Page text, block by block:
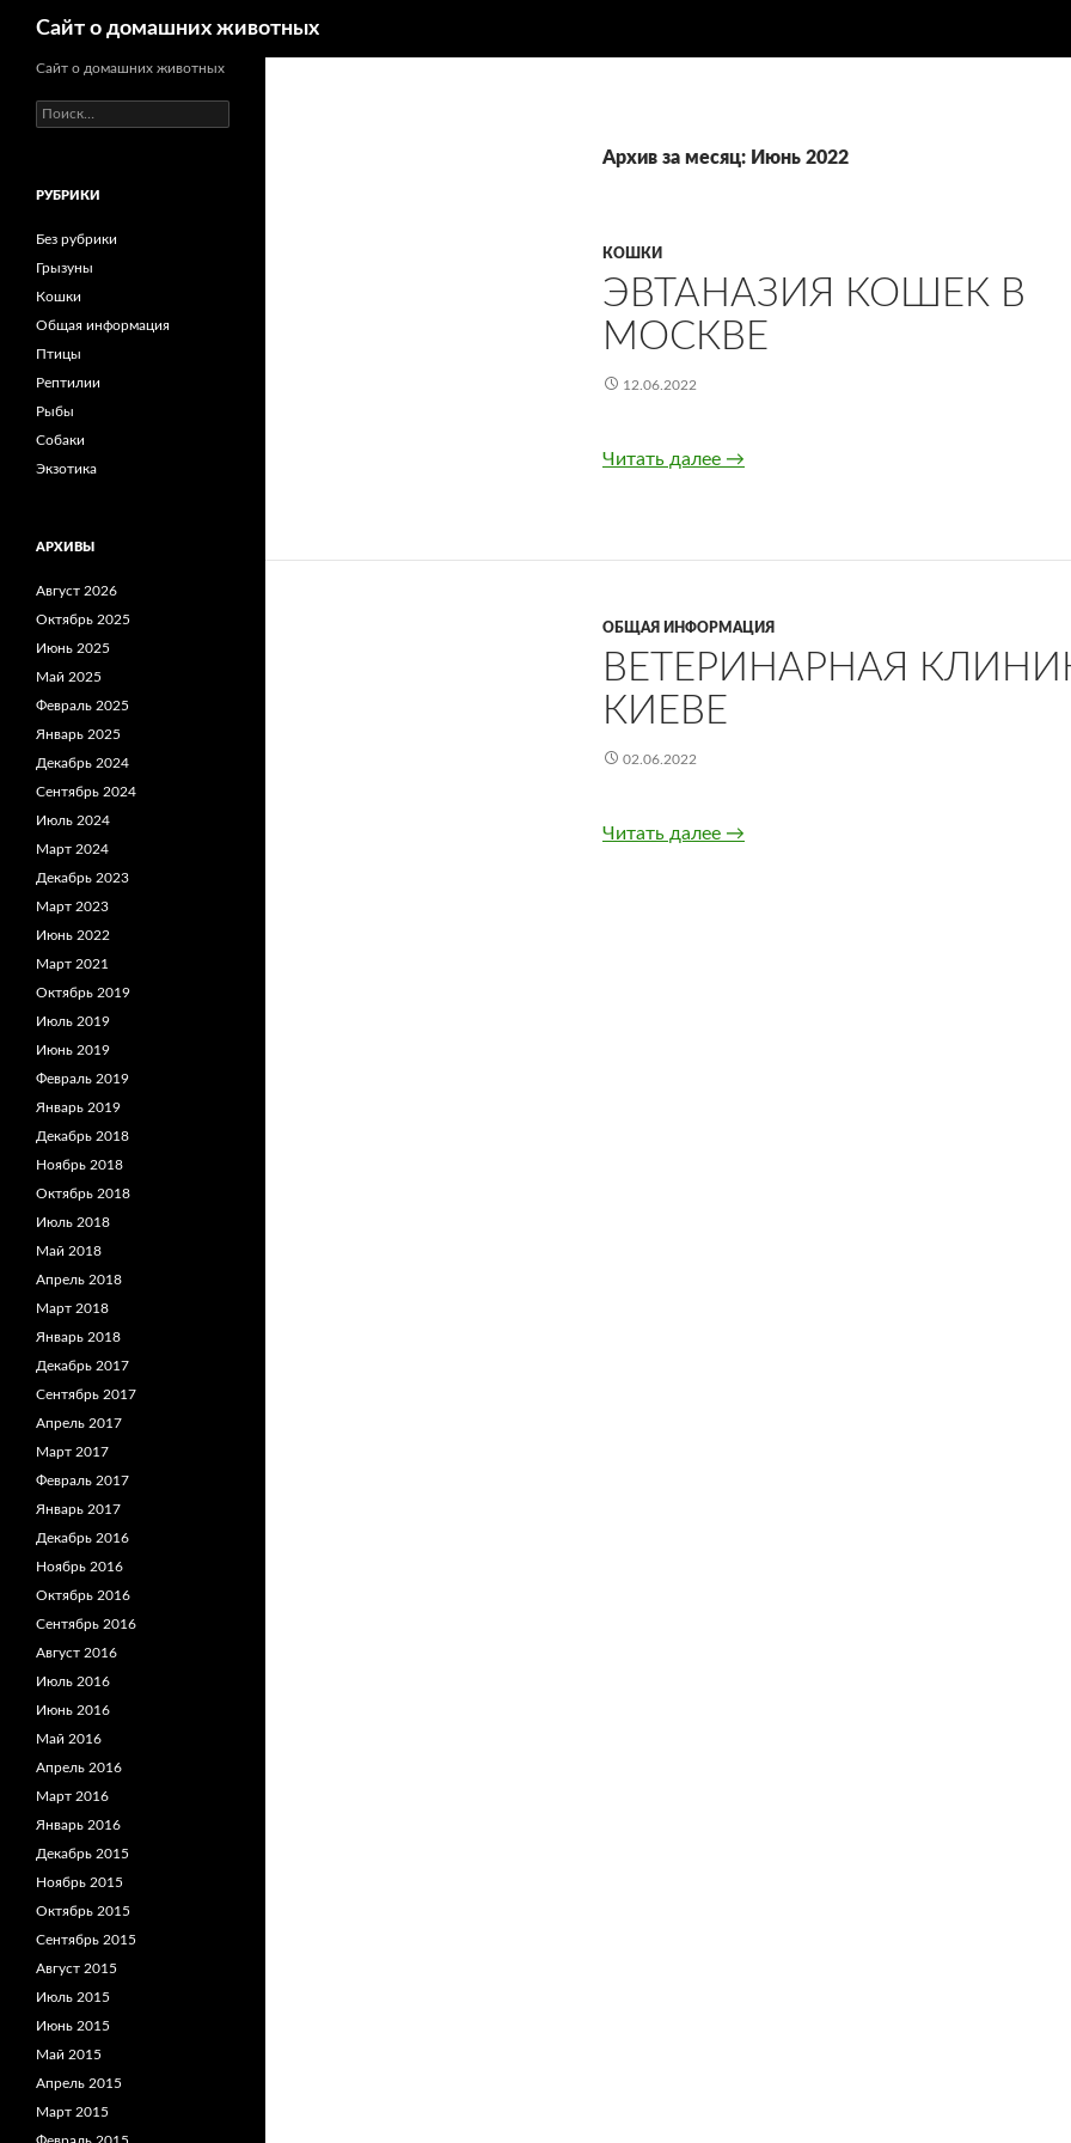
Сайт о домашних животных
Архив за месяц: Июнь 2022
КОШКИ
ЭВТАНАЗИЯ КОШЕК В
МОСКВЕ
12.06.2022
Читать далее Эвтаназия кошек в Москве
→
ОБЩАЯ ИНФОРМАЦИЯ
ВЕТЕРИНАРНАЯ
КИЕВЕ
02.06.2022
Читать далее Ветеринарная клиника в Киеве
→
Сайт о домашних животных
Н
а
иРУБРИКИ
Без рубрики
Грызуны
Кошки
Общая информация
Птицы
Рептилии
Рыбы
Собаки
Экзотика
АРХИВЫ
Август 2026
Октябрь 2025
Июнь 2025
Май 2025
Февраль 2025
Январь 2025
Декабрь 2024
Сентябрь 2024
Июль 2024
Март 2024
Декабрь 2023
Март 2023
Июнь 2022
Март 2021
Октябрь 2019
Июль 2019
Июнь 2019
Февраль 2019
Январь 2019
Декабрь 2018
Ноябрь 2018
Октябрь 2018
Июль 2018
Май 2018
Апрель 2018
Март 2018
Январь 2018
Декабрь 2017
Сентябрь 2017
Апрель 2017
Март 2017
Февраль 2017
Январь 2017
Декабрь 2016
Ноябрь 2016
Октябрь 2016
Сентябрь 2016
Август 2016
Июль 2016
Июнь 2016
Май 2016
Апрель 2016
Март 2016
Январь 2016
Декабрь 2015
Ноябрь 2015
Октябрь 2015
Сентябрь 2015
Август 2015
Июль 2015
Июнь 2015
Май 2015
Апрель 2015
Март 2015